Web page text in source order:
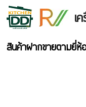
เ
สินค้าฝากขายตามยี่